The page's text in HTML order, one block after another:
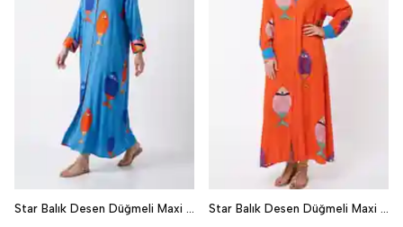
Star Balık Desen Düğmeli Maxi Elbise - Turkuaz Star Balık Desen Düğmeli Maxi Elbise - Turuncu